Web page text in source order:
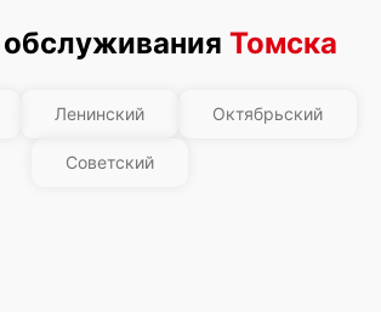
Томска
Ленинский Октябрьский
Советский